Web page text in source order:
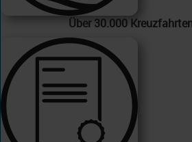
Über 30.000